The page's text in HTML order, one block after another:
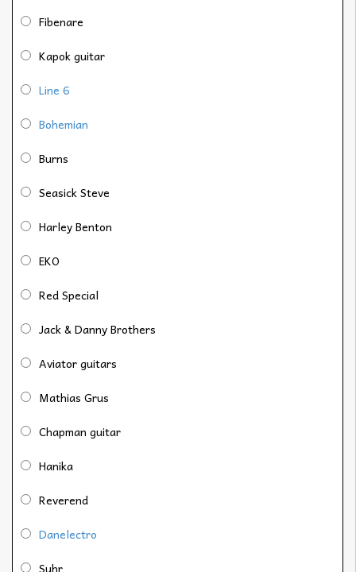
Fibenare
Kapok guitar
Line 6
Bohemian
Burns
Seasick Steve
Harley Benton
EKO
Red Special
Jack & Danny Brothers
Aviator guitars
Mathias Grus
Chapman guitar
Hanika
Reverend
Danelectro
Suhr